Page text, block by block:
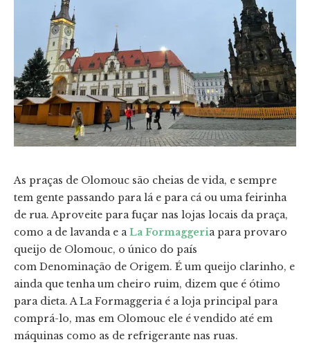
As praças de Olomouc são cheias de vida, e sempre
tem gente passando para lá e para cá ou uma feirinha
de rua. Aproveite para fuçar nas lojas locais da praça,
como a de lavanda e a La Formaggeria para provaro
queijo de Olomouc, o único do país
com Denominação de Origem. É um queijo clarinho, e
ainda que tenha um cheiro ruim, dizem que é ótimo
para dieta. A La Formaggeria é a loja principal para
comprá-lo, mas em Olomouc ele é vendido até em
máquinas como as de refrigerante nas ruas.